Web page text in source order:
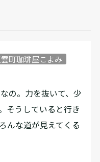
町珈琲屋こよみ
の。力を抜いて、少
そうしていると行き
んな道が見えてくる